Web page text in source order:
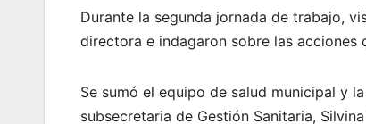
Durante la segunda jornada de trabajo,
directora e indagaron sobre las acciones
Se sumó el equipo de salud municipal y
subsecretaria de Gestión Sanitaria,